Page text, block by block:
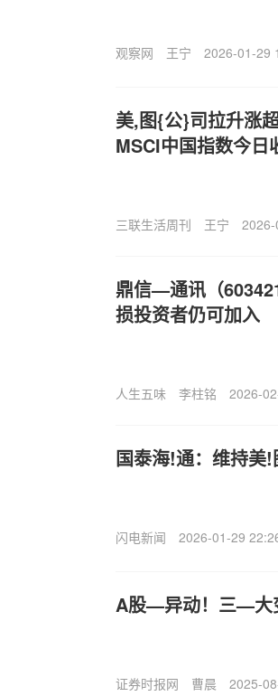
观察网 王宁 2026-01-29
美,图{公}司拉升涨
MSCI中国指数今日
三联生活周刊 王宁
鼎信—通讯（
损投资者仍可加入
人生五味 李柱铭 2026-
国泰海!通：维持美
闪电新闻 2026-01-29
A股—异动！三—大
证券时报网 曹晨 2025-